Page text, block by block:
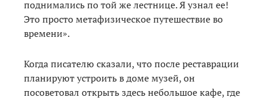
поднимались по той же лестнице. Я узнал ее!
Это просто метафизическое путешествие во
времени».
Когда писателю сказали, что после реставрации
планируют устроить в доме музей, он
посоветовал открыть здесь небольшое кафе, где